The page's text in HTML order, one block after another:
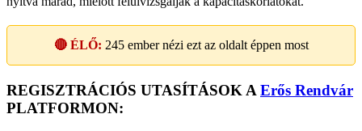
🔴 ÉLŐ: 245ember nézi ezt az oldalt éppen most
REGISZTRÁCIÓS UTASÍTÁSOK A Erős Rendvár
PLATFORMON: